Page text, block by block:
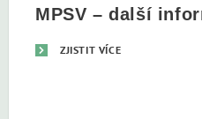
MPSV – další
ZJISTIT VÍCE